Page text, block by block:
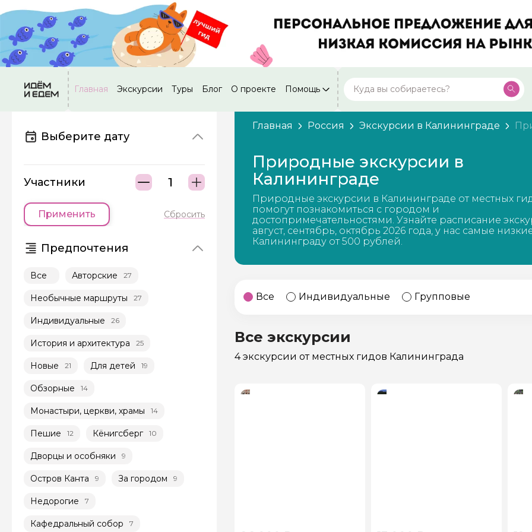
Главная Экскурсии Туры Блог О проекте Помощь
Москва
Россия
Нижний Новгород
Россия
Калининград
Россия
Кисловодск
Россия
20 экскурсий
Дербент 17 экскурсий
Посмотреть все города
Выберите дату
Участники
Применить Сбросить
Предпочтения
Все Авторские 27
Необычные маршруты 27
Индивидуальные 26
История и архитектура 25
Новые 21 Для детей 19
Обзорные 14
Монастыри, церкви, храмы 14
Пешие 12 Кёнигсберг 10
Дворцы и особняки 9
Остров Канта 9 За городом 9
Недорогие 7
Кафедральный собор 7
Главная Россия Экскурсии в Калининграде
Природные экскурсии в
Калининграде
Природные экскурсии в Калининграде от местных
помогут познакомиться с городом и
достопримечательностями. Узнайте расписание
август, сентябрь, октябрь 2026 года, у нас самые
Калининграду от 500 рублей.
Все Индивидуальные Групповые
Все экскурсии
4 экскурсии от местных гидов Калининграда